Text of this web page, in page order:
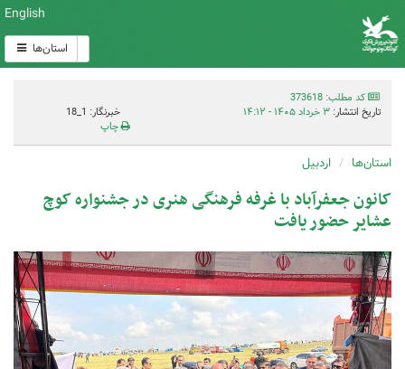
English
استان‌ها
کد مطلب: 373618
تاریخ انتشار: ۳ خرداد ۱۴۰۵ - ۱۴:۱۲
خبرنگار: 1_18
چاپ
استان‌ها اردبیل
کانون جعفرآباد با غرفه فرهنگی هنری در جشنواره کوچ
عشایر حضور یافت